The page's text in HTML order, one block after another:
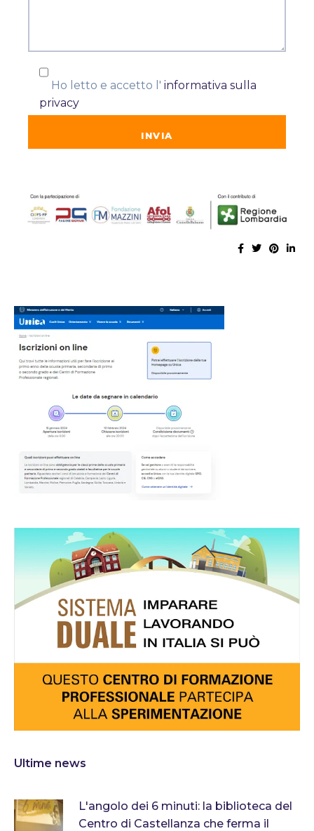
Ho letto e accetto l' informativa sulla
privacy
Ultime news
L'angolo dei 6 minuti: la biblioteca del
Centro di Castellanza che ferma il